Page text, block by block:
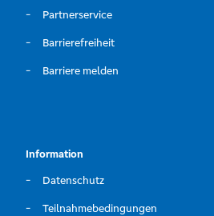
Partnerservice
Barrierefreiheit
Barriere melden
Information
Datenschutz
Teilnahmebedingungen